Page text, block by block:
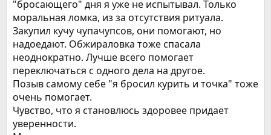
"бросающего" дня я уже не испытывал. Только
моральная ломка, из за отсутствия ритуала.
Закупил кучу чупачупсов, они помогают, но
надоедают. Обжираловка тоже спасала
неоднократно. Лучше всего помогает
переключаться с одного дела на другое.
Позыв самому себе "я бросил курить и точка" тоже
очень помогает.
Чувство, что я становлюсь здоровее придает
уверенности.